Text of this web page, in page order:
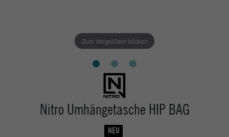
Zum Vergrößern klicken
Nitro Umhängetasche HIP BAG
NEU